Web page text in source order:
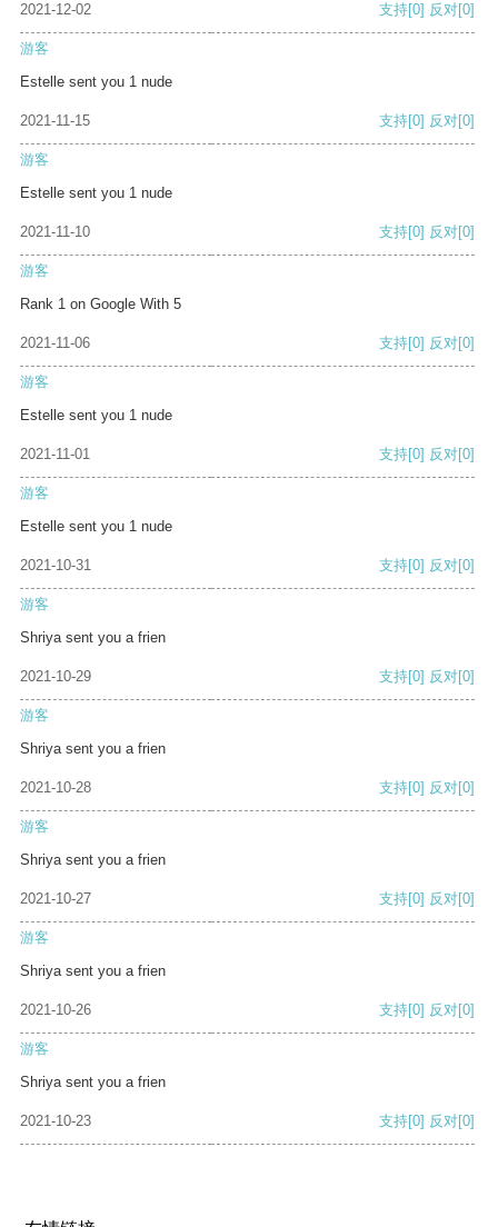
2021-12-02 支持[0] 反对[0]
游客
Estelle sent you 1 nude
2021-11-15 支持[0] 反对[0]
游客
Estelle sent you 1 nude
2021-11-10 支持[0] 反对[0]
游客
Rank 1 on Google With 5
2021-11-06 支持[0] 反对[0]
游客
Estelle sent you 1 nude
2021-11-01 支持[0] 反对[0]
游客
Estelle sent you 1 nude
2021-10-31 支持[0] 反对[0]
游客
Shriya sent you a frien
2021-10-29 支持[0] 反对[0]
游客
Shriya sent you a frien
2021-10-28 支持[0] 反对[0]
游客
Shriya sent you a frien
2021-10-27 支持[0] 反对[0]
游客
Shriya sent you a frien
2021-10-26 支持[0] 反对[0]
游客
Shriya sent you a frien
2021-10-23 支持[0] 反对[0]